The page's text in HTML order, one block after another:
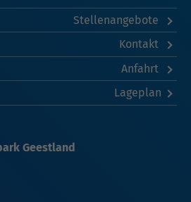
Stellenangebote
Kontakt
Anfahrt
Lageplan
Geestland